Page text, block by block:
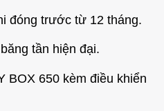
đóng trước từ 12 tháng.
tần hiện đại.
BOX 650 kèm điều khiển